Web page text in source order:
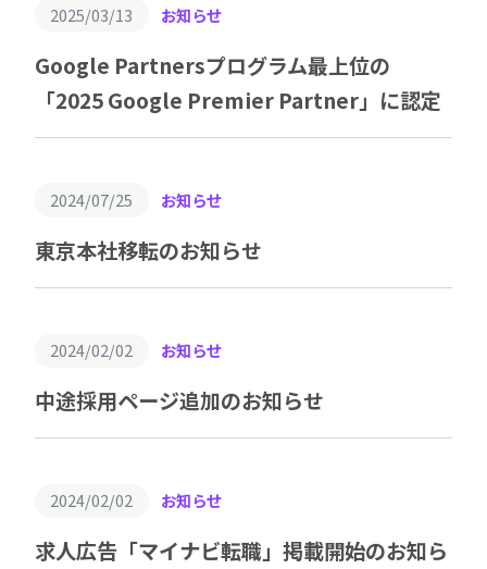
2025/03/13 お知らせ
Google Partnersプログラム最上位の
「2025 Google Premier Partner」に認定
2024/07/25 お知らせ
東京本社移転のお知らせ
2024/02/02 お知らせ
中途採用ページ追加のお知らせ
2024/02/02 お知らせ
求人広告「マイナビ転職」掲載開始のお知ら